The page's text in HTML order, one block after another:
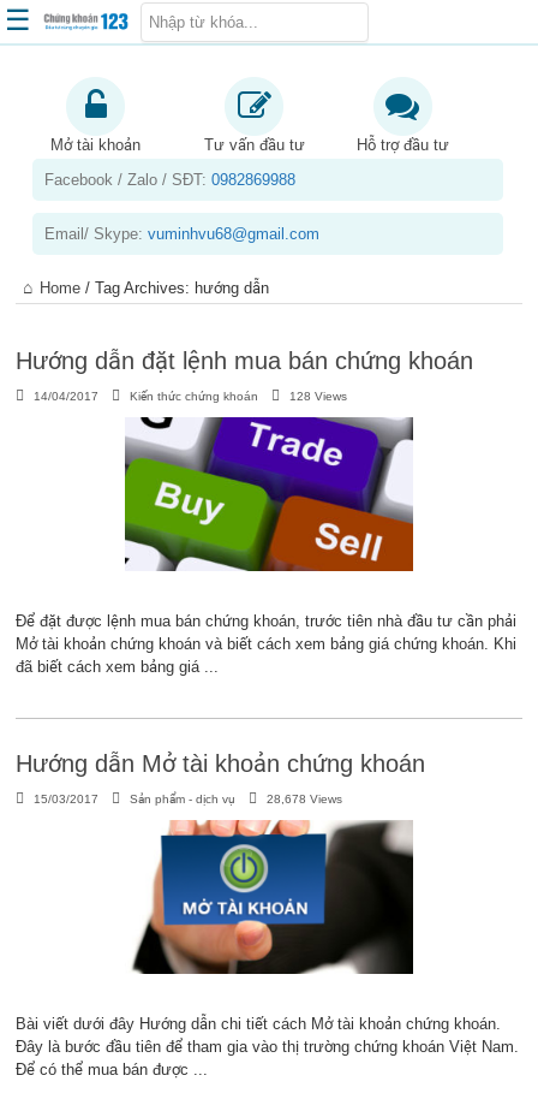
Trang chủ
Kiến thức chứng khoán
Kinh nghiệm đầu tư
Sản phẩm – dịch vụ
Chứng khoán phái sinh
☰
Mở tài khoản Tư vấn đầu tư
Hỗ trợ đầu tư
Facebook / Zalo / SĐT:0982869988
Email/ Skype:vuminhvu68@gmail.com
Home /Tag Archives: hướng dẫn
Hướng dẫn đặt lệnh mua bán chứng khoán
14/04/2017 Kiến thức chứng khoán 128 Views
Để đặt được lệnh mua bán chứng khoán, trước tiên nhà đầu tư cần phải
Mở tài khoản chứng khoán và biết cách xem bảng giá chứng khoán. Khi
đã biết cách xem bảng giá ...
Hướng dẫn Mở tài khoản chứng khoán
15/03/2017 Sản phẩm - dịch vụ 28,678 Views
Bài viết dưới đây Hướng dẫn chi tiết cách Mở tài khoản chứng khoán.
Đây là bước đầu tiên để tham gia vào thị trường chứng khoán Việt Nam.
Để có thể mua bán được ...